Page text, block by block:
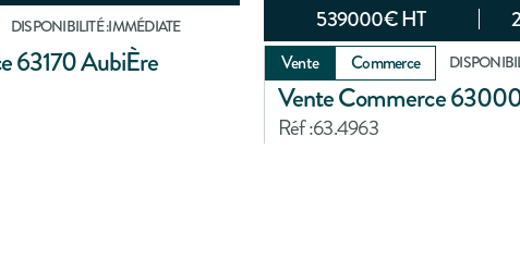
DISPONIBILITÉ :IMMÉDIATE
63170 AubiÈre
539000€ HT
Vente Commerce
Vente Commerce
Réf :63.4963